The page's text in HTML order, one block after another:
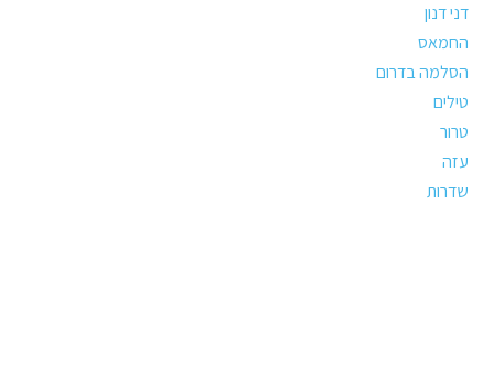
דני דנון
החמאס
הסלמה בדרום
טילים
טרור
עזה
שדרות